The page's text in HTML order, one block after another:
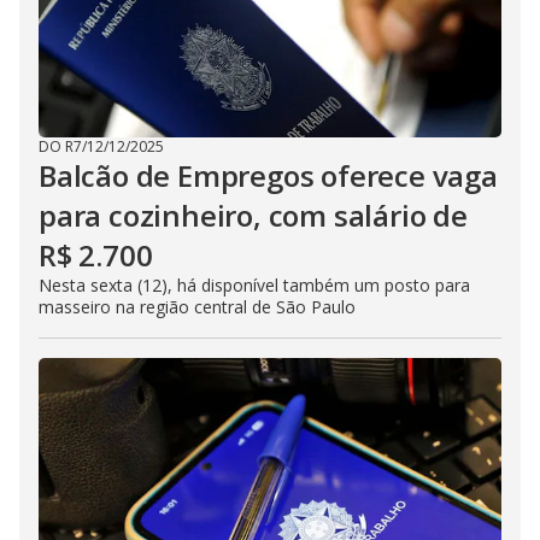
DO R7/12/12/2025
Balcão de Empregos oferece vaga
para cozinheiro, com salário de
R$ 2.700
Nesta sexta (12), há disponível também um posto para
masseiro na região central de São Paulo